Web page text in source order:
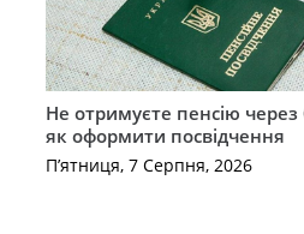
Не отримуєте пенсію через
як оформити посвідчення
П’ятниця, 7 Серпня, 2026